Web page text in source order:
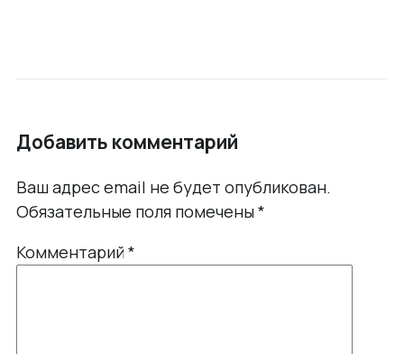
Добавить комментарий
Ваш адрес email не будет опубликован.
Обязательные поля помечены*
Комментарий*